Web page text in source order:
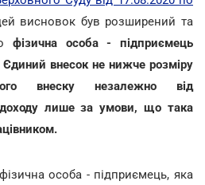
висновок був розширений та
фізична особа - підприємець
внесок не нижче розміру
внеску незалежно від
лише за умови, що така
особа - підприємець, яка